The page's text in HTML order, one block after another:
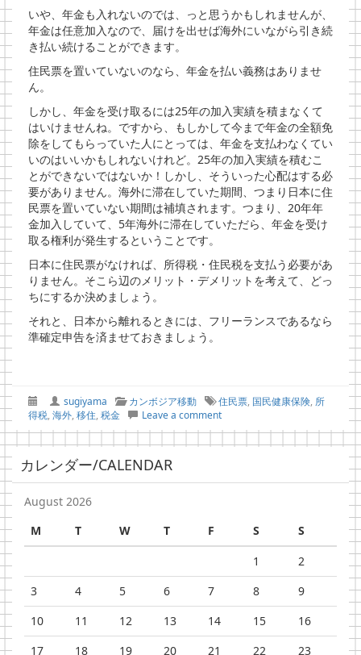
いや、年金も入れないのでは、っと思うかもしれませんが、
年金は任意加入なので、届けを出せば海外にいながら引き続
き払い続けることができます。
住民票を置いていないのなら、年金を払い義務はありませ
ん。
しかし、年金を受け取るには25年の加入実績を積まなくて
はいけませんね。ですから、もしかして今まで年金の全額免
除をしてもらっていた人にとっては、年金を支払わなくてい
いのはいいかもしれないけれど。25年の加入実績を積むこ
とができないではないか！しかし、そういった心配はする必
要がありません。海外に滞在していた期間、つまり日本に住
民票を置いていない期間は補填されます。つまり、20年年
金加入していて、5年海外に滞在していただら、年金を受け
取る権利が発生するということです。
日本に住民票がなければ、所得税・住民税を支払う必要があ
りません。そこら辺のメリット・デメリットを考えて、どっ
ちにするか決めましょう。
それと、日本から離れるときには、フリーランスであるなら
準確定申告を済ませておきましょう。
sugiyama カンボジア移動 住民票, 国民健康保険, 所
得税, 海外, 移住, 税金 Leave a comment
カレンダー/CALENDAR
August 2026
M
T W T F S S
1
2
3
4 5 6 7 8
9
10
11 12 13 14 15
16
17
18 19 20 21 22
23